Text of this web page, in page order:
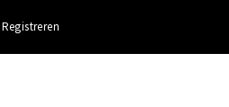
Registreren